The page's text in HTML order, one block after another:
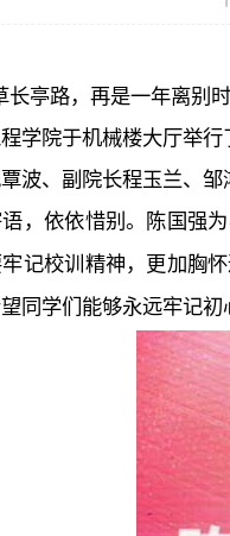
长亭路，再是一年离别
学院于机械楼大厅举行
波、副院长程玉兰、
，依依惜别。陈国强
记校训精神，更加胸
同学们能够永远牢记初